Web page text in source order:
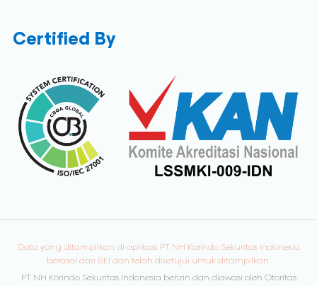
Certified By
Data yang ditampilkan di aplikasi PT NH Korindo Sekuritas Indonesia
berasal dari BEI dan telah disetujui untuk ditampilkan.
PT NH Korindo Sekuritas Indonesia berizin dan diawasi oleh Otoritas